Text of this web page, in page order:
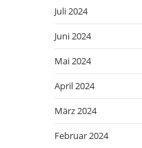
Juli 2024
Juni 2024
Mai 2024
April 2024
März 2024
Februar 2024